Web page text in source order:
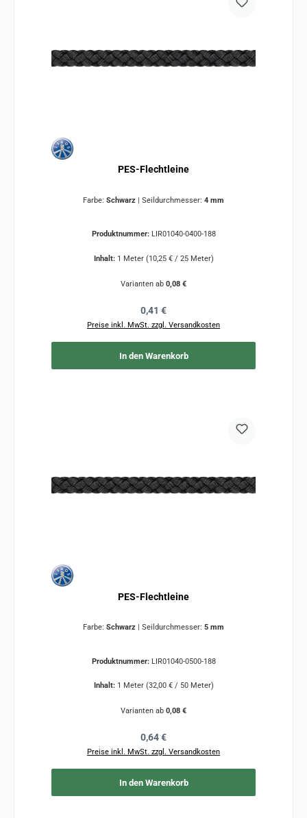
PES-Flechtleine
Farbe: Schwarz | Seildurchmesser: 4 mm
Produktnummer: LIR01040-0400-188
Inhalt: 1 Meter (10,25 € / 25 Meter)
Varianten ab 0,08 €
Regulärer Preis:
0,41 €
Preise inkl. MwSt. zzgl. Versandkosten
In den Warenkorb
PES-Flechtleine
Farbe: Schwarz | Seildurchmesser: 5 mm
Produktnummer: LIR01040-0500-188
Inhalt: 1 Meter (32,00 € / 50 Meter)
Varianten ab 0,08 €
Regulärer Preis:
0,64 €
Preise inkl. MwSt. zzgl. Versandkosten
In den Warenkorb